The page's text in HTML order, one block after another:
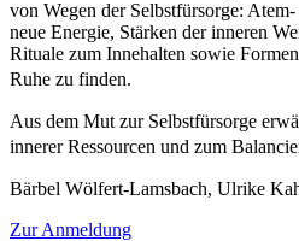
von Wegen der Selbstfürsorge:
neue Energie, Stärken der inneren
Rituale zum Innehalten sowie
Ruhe zu finden.
Aus dem Mut zur Selbstfürsorge
innerer Ressourcen und zum
Bärbel Wölfert-Lamsbach, Ulrike
Zur Anmeldung